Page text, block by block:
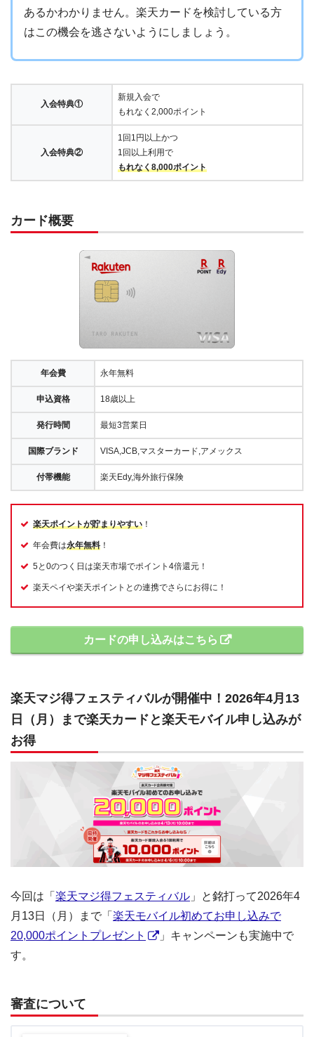
あるかわかりません。楽天カードを検討している方
はこの機会を逃さないようにしましょう。
入会特典①
新規入会で
もれなく2,000ポイント
入会特典②
1回1円以上かつ
1回以上利用で
もれなく8,000ポイント
カード概要
年会費 永年無料
申込資格 18歳以上
発行時間 最短3営業日
国際ブランド VISA,JCB,マスターカード,アメックス
付帯機能 楽天Edy,海外旅行保険
楽天ポイントが貯まりやすい ！
年会費は永年無料 ！
5と0のつく日は楽天市場でポイント4倍還元！
楽天ペイや楽天ポイントとの連携でさらにお得に！
カードの申し込みはこちら
楽天マジ得フェスティバルが開催中！2026年4月13
日（月）まで楽天カードと楽天モバイル申し込みが
お得
今回は「 楽天マジ得フェスティバル 」と銘打って2026年4
月13日（月）まで「 楽天モバイル初めてお申し込みで
20,000ポイントプレゼント
」キャンペーンも実施中で
す。
審査について